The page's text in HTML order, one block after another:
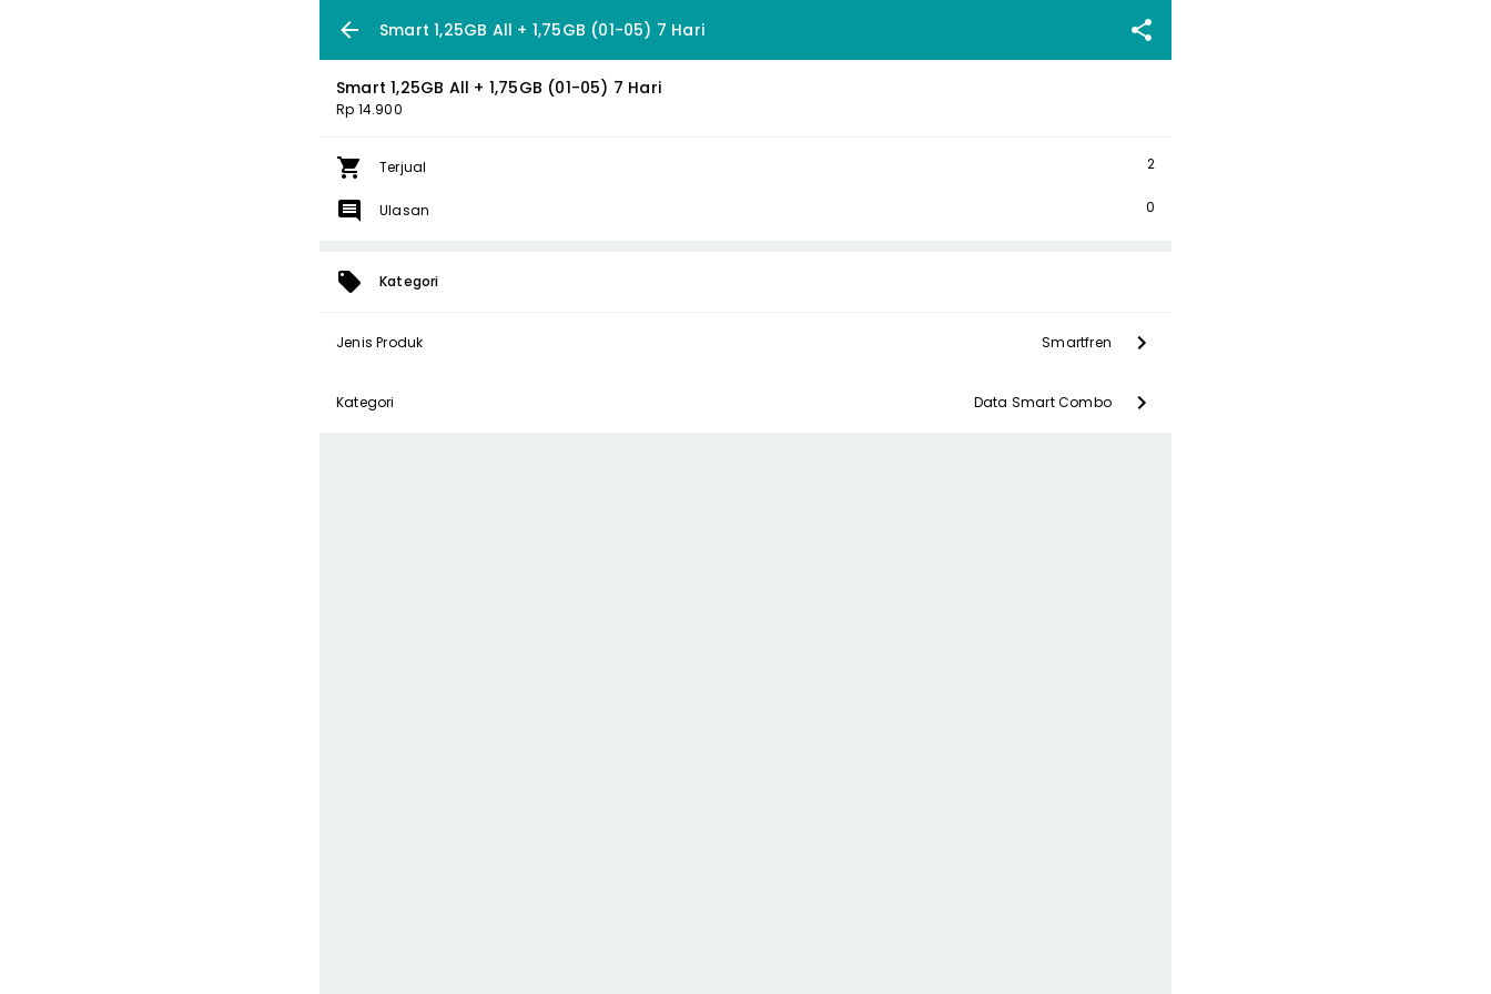
Smart 1,25GB All + 1,75GB (01-05) 7 Hari
Smart 1,25GB All + 1,75GB (01-05) 7 Hari
Rp 14.900
Terjual 2
Ulasan 0
Kategori
Jenis Produk Smartfren
Kategori Data Smart Combo